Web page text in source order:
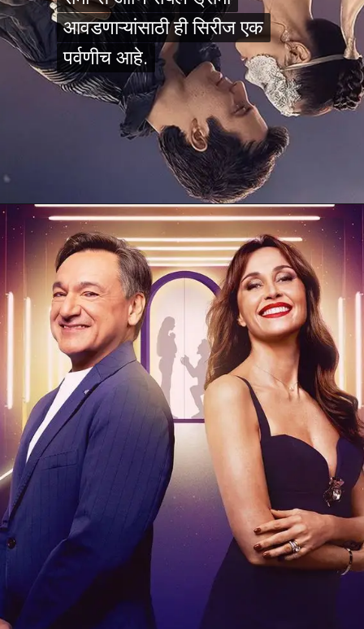
आवडणाऱ्यांसाठी ही सिरीज एक
पर्वणीच आहे.
आवडणाऱ्यांसाठी ही सिरीज एक
पर्वणीच आहे.